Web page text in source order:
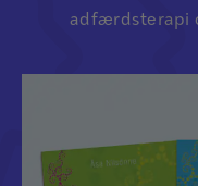
adfærdsterapi